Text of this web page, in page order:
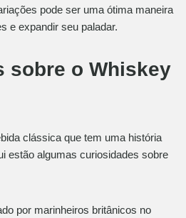
pode ser uma ótima maneira
e expandir seu paladar.
sobre o Whiskey
clássica que tem uma história
estão algumas curiosidades sobre
por marinheiros britânicos no